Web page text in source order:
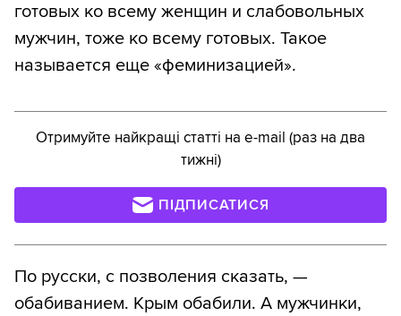
готовых ко всему женщин и слабовольных
мужчин, тоже ко всему готовых. Такое
называется еще «феминизацией».
Отримуйте найкращі статті на e-mail (раз на два
тижні)
ПІДПИСАТИСЯ
По русски, с позволения сказать, —
обабиванием. Крым обабили. А мужчинки,